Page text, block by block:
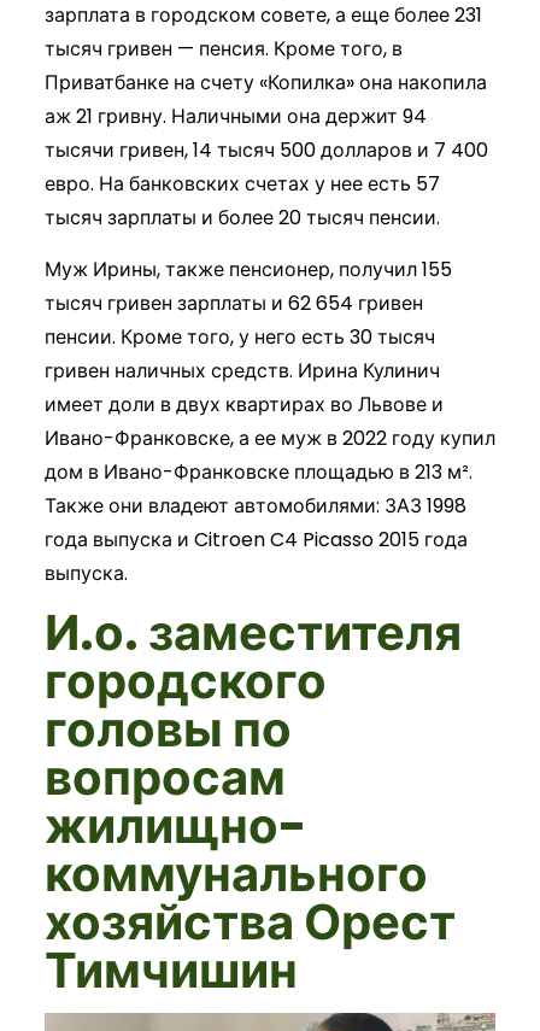
зарплата в городском совете, а еще более 231
тысяч гривен — пенсия. Кроме того, в
Приватбанке на счету «Копилка» она накопила
аж 21 гривну. Наличными она держит 94
тысячи гривен, 14 тысяч 500 долларов и 7 400
евро. На банковских счетах у нее есть 57
тысяч зарплаты и более 20 тысяч пенсии.
Муж Ирины, также пенсионер, получил 155
тысяч гривен зарплаты и 62 654 гривен
пенсии. Кроме того, у него есть 30 тысяч
гривен наличных средств. Ирина Кулинич
имеет доли в двух квартирах во Львове и
Ивано-Франковске, а ее муж в 2022 году купил
дом в Ивано-Франковске площадью в 213 м².
Также они владеют автомобилями: ЗАЗ 1998
года выпуска и Citroen C4 Picasso 2015 года
выпуска.
И.о. заместителя
городского
головы по
вопросам
жилищно-
коммунального
хозяйства Орест
Тимчишин